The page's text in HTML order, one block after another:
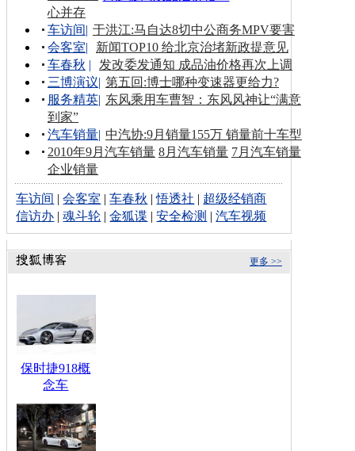
心并存
车访间| 于洪江:马自达8切中公商务MPV要害
会客室|
新闻TOP10 给北京治堵新政提意见
车春秋 |
发改委发通知 成品油价格再次上调
三博演议| 第五回:博士哪种变速器更给力?
服务精英| 东风乘用车曹智：东风风神让“满意
到家”
汽车销量| 中汽协:9月销量155万 销量前十车型
2010年9月汽车销量 8月汽车销量 7月汽车销量
企业销量
车访间 |会客室 |车春秋 |悟透社 | 超级经销商
信访办 |魂斗轮 |金狐谍 |安全检测 |汽车视频
更多 >>
保时捷918概
念车